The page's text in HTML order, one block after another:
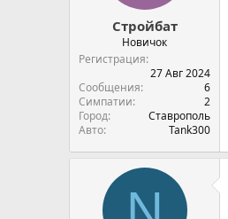
а
Стройбат
Новичок
Регистрация
27 Авг 2024
Сообщения
6
Симпатии
2
Город
Ставрополь
Авто
Tank300